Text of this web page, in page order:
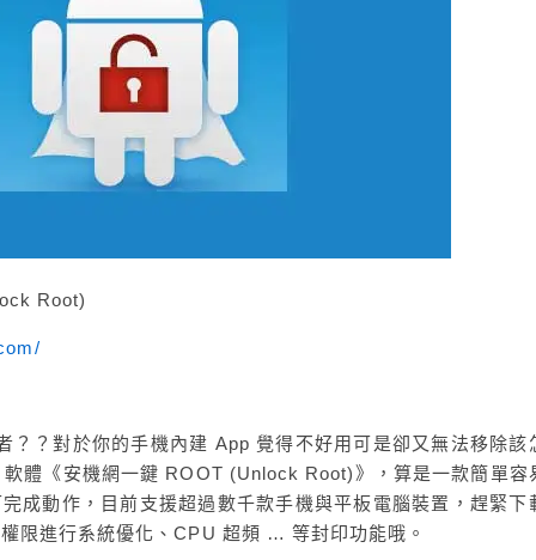
Root)
？？對於你的手機內建 App 覺得不好用可是卻又無法移除該
體《安機網一鍵 ROOT (Unlock Root)》，算是一款簡單容
成動作，目前支援超過數千款手機與平板電腦裝置，趕緊下
限進行系統優化、CPU 超頻 … 等封印功能哦。